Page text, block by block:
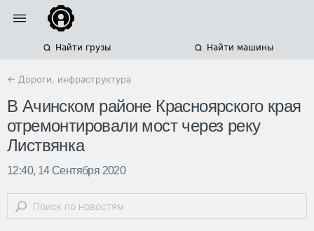
Найти грузы Найти машины
← Дороги, инфраструктура
В Ачинском районе Красноярского края
отремонтировали мост через реку
Листвянка
12:40, 14 Сентября 2020